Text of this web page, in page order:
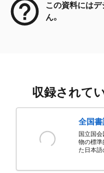
この資料には
ん。
収録されて
全国
国立国
物の標準
た日本語